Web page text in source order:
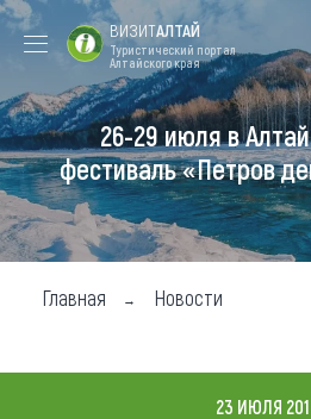
Форум VISIT
ALTAI
Цветение
маральника
Туры
Где побывать
Чем заняться
Где остановиться
ВИЗИТАЛТАЙ
Туристический портал
Алтайского края
26-29 июля в
фестиваль «Петров
Главная Новости
23 ИЮЛЯ